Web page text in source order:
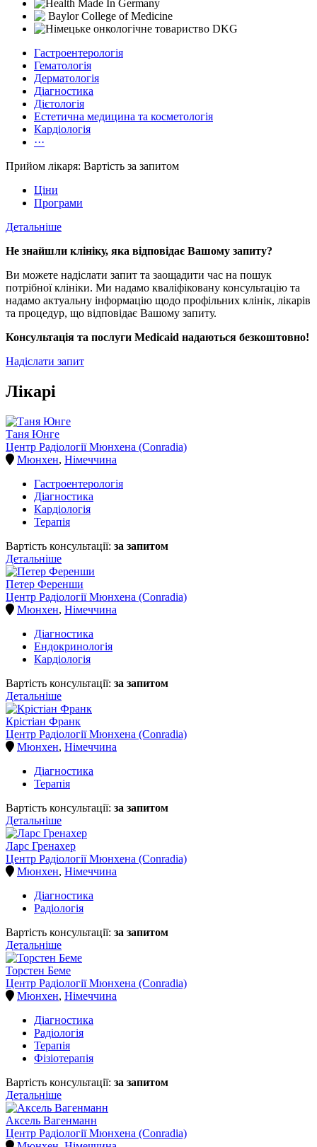
Гастроентерологія
Гематологія
Дерматологія
Діагностика
Дієтологія
Естетична медицина та косметологія
Кардіологія
···
Прийом лікаря: Вартість за запитом
Ціни
Програми
Детальніше
Не знайшли клініку, яка відповідає Вашому запиту?
Ви можете надіслати запит та заощадити час на пошук
потрібної клініки. Ми надамо кваліфіковану консультацію та
надамо актуальну інформацію щодо профільних клінік, лікарів
та процедур, що відповідає Вашому запиту.
Консультація та послуги Medicaid надаються безкоштовно!
Надіслати запит
Лікарі
Таня Юнге
Центр Радіології Мюнхена (Conradia)
Мюнхен, Німеччина
Гастроентерологія
Діагностика
Кардіологія
Терапія
Вартість консультації: за запитом
Детальніше
Петер Ференши
Центр Радіології Мюнхена (Conradia)
Мюнхен, Німеччина
Діагностика
Ендокринологія
Кардіологія
Вартість консультації: за запитом
Детальніше
Крістіан Франк
Центр Радіології Мюнхена (Conradia)
Мюнхен, Німеччина
Діагностика
Терапія
Вартість консультації: за запитом
Детальніше
Ларс Гренахер
Центр Радіології Мюнхена (Conradia)
Мюнхен, Німеччина
Діагностика
Радіологія
Вартість консультації: за запитом
Детальніше
Торстен Беме
Центр Радіології Мюнхена (Conradia)
Мюнхен, Німеччина
Діагностика
Радіологія
Терапія
Фізіотерапія
Вартість консультації: за запитом
Детальніше
Аксель Вагенманн
Центр Радіології Мюнхена (Conradia)